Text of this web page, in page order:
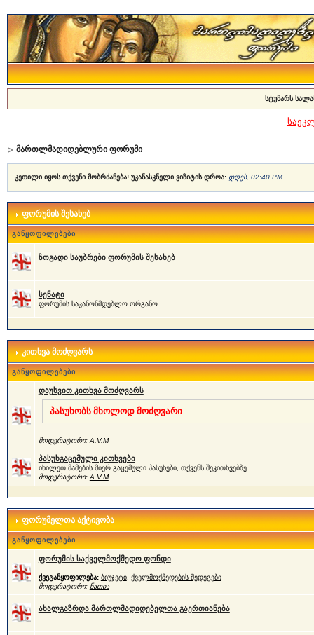
სტუმარს
მართლმადიდებლური ფორუმი
კეთილი იყოს თქვენი მობრძანება! უკანასკნელი ვიზიტის დროა: დღეს, 02:40 PM
ფორუმის შესახებ
განყოფილებები
ზოგადი საუბრები ფორუმის შესახებ
სენატი
ფორუმის საკანონმდებლო ორგანო.
კითხვა მოძღვარს
განყოფილებები
დაუსვით კითხვა მოძღვარს
პასუხობს მხოლოდ მოძღვარი
მოდერატორი: A.V.M
პასუხგაცემული კითხვები
იხილეთ მამების მიერ გაცემული პასუხები, თქვენს შეკითხვებზე
მოდერატორი: A.V.M
ფორუმელთა აქტივობა
განყოფილებები
ფორუმის საქველმოქმედო ფონდი
ქვეგანყოფილება: ბიუჯეტი, ქველმოქმედების შედეგები
მოდერატორი: ნათია
ახალგაზრდა მართლმადიდებელთა გაერთიანება